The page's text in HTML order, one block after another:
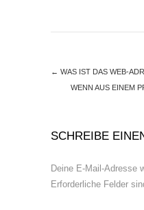
← WAS IST DAS WEB-
WENN AUS EINEM
SCHREIBE
Deine E-Mail-Adresse
Erforderliche Felder